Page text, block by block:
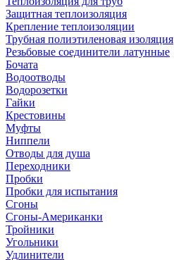
Защитная теплоизоляция
Крепление теплоизоляции
Трубная полиэтиленовая изоляция
Резьбовые соединители латунные
Бочата
Водоотводы
Водорозетки
Гайки
Крестовины
Муфты
Ниппели
Отводы для душа
Переходники
Пробки
Пробки для испытания
Сгоны
Сгоны-Американки
Тройники
Угольники
Удлинители